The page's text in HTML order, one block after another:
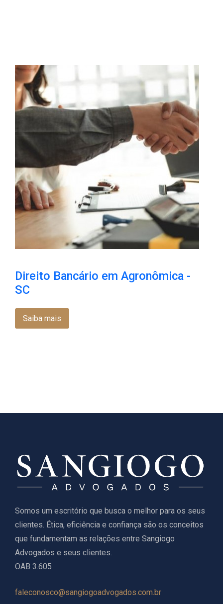
Direito Bancário em Agronômica -
SC
Saiba mais
Somos um escritório que busca o melhor para os seus
clientes. Ética, eficiência e confiança são os conceitos
que fundamentam as relações entre Sangiogo
Advogados e seus clientes.
OAB 3.605
faleconosco@sangiogoadvogados.com.br